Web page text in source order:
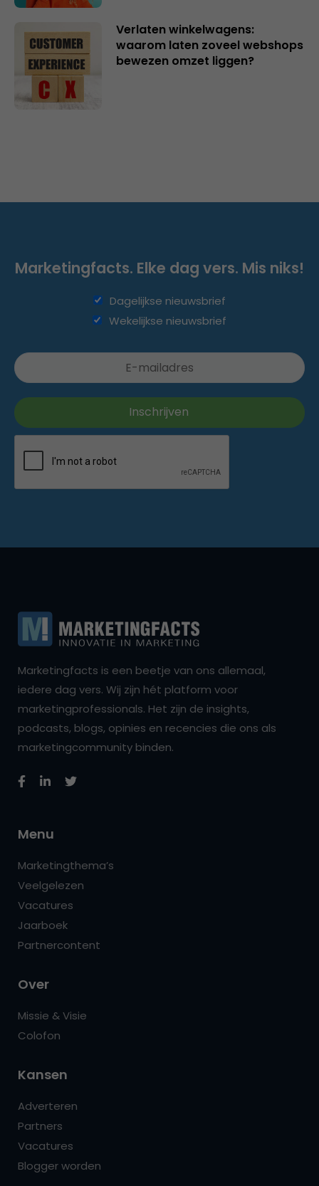
Verlaten winkelwagens:
waarom laten zoveel webshops
bewezen omzet liggen?
Marketingfacts. Elke dag vers. Mis niks!
Dagelijkse nieuwsbrief
Wekelijkse nieuwsbrief
Marketingfacts is een beetje van ons allemaal,
iedere dag vers. Wij zijn hét platform voor
marketingprofessionals. Het zijn de insights,
podcasts, blogs, opinies en recencies die ons als
marketingcommunity binden.
Menu
Marketingthema’s
Veelgelezen
Vacatures
Jaarboek
Partnercontent
Over
Missie & Visie
Colofon
Kansen
Adverteren
Partners
Vacatures
Blogger worden